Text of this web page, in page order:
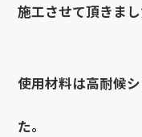
施工させて頂きまし
使用材料は高耐候
た。